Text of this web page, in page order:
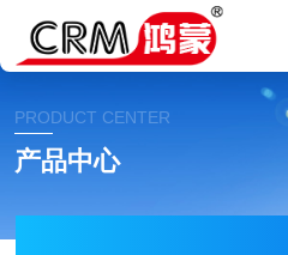
PRODUCT CENTER
产品中心